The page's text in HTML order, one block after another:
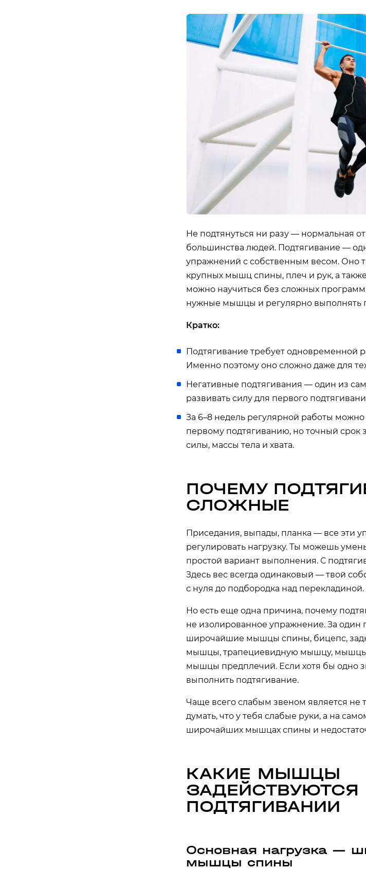
Не подтянуться ни разу — нормальная
большинства людей. Подтягивание —
упражнений с собственным весом. Оно
крупных мышц спины, плеч и рук, а
можно научиться без сложных
нужные мышцы и регулярно выполнять
Кратко:
Подтягивание требует одновременной
Именно поэтому оно сложно даже для
Негативные подтягивания — один из
развивать силу для первого
За 6–8 недель регулярной работы
первому подтягиванию, но точный срок
силы, массы тела и хвата.
ПОЧЕМУ
СЛОЖНЫЕ
Приседания, выпады, планка — все эти
регулировать нагрузку. Ты можешь
простой вариант выполнения. С
Здесь вес всегда одинаковый — твой
с нуля до подбородка над перекладиной.
Но есть еще одна причина, почему
не изолированное упражнение. За один
широчайшие мышцы спины, бицепс,
мышцы, трапециевидную мышцу, мышцы-
мышцы предплечий. Если хотя бы одно
выполнить подтягивание.
Чаще всего слабым звеном является
думать, что у тебя слабые руки, а на
широчайших мышцах спины и
КАКИЕ МЫШЦЫ
ЗАДЕЙСТВУЮТСЯ
ПОДТЯГИВАНИИ
Основная нагрузка —
мышцы спины